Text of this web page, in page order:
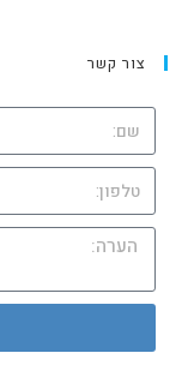
צור קשר